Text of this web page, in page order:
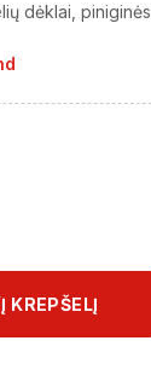
dėklai, piniginės
Į KREPŠELĮ